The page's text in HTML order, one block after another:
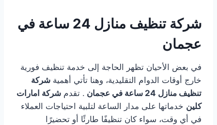
شركة تنظيف منازل 24 ساعة في
عجمان
في بعض الأحيان تظهر الحاجة إلى خدمة تنظيف فورية
خارج أوقات الدوام التقليدية، وهنا تأتي أهمية شركة
تنظيف منازل 24 ساعة في عجمان
. تقدم شركة امارات
كلين خدماتها على مدار الساعة لتلبية احتياجات العملاء
في أي وقت، سواء كان تنظيفًا طارئًا أو تحضيرًا